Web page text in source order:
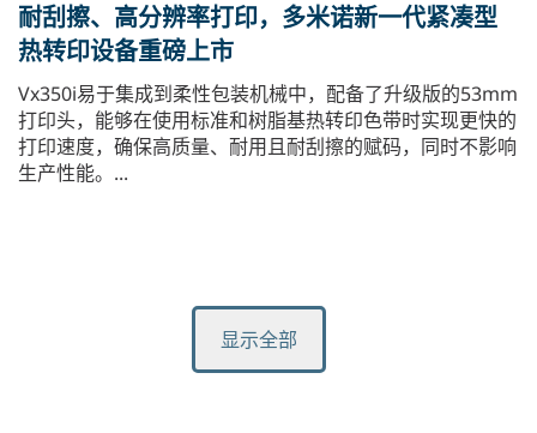
耐刮擦、高分辨率打印，多米诺新一代紧凑型
热转印设备重磅上市
Vx350i易于集成到柔性包装机械中，配备了升级版的53mm
打印头，能够在使用标准和树脂基热转印色带时实现更快的
打印速度，确保高质量、耐用且耐刮擦的赋码，同时不影响
生产性能。...
显示全部